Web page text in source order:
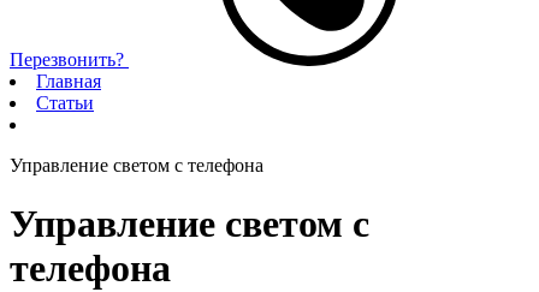
Перезвонить?
Главная
Статьи
Управление светом с телефона
Управление светом с
телефона